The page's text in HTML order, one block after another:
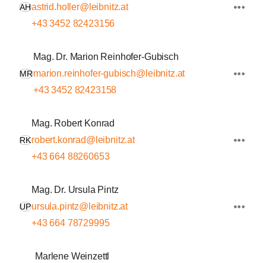
AHastrid.holler@leibnitz.at
+43 3452 82423156
MR
Mag. Dr. Marion Reinhofer-Gubisch
marion.reinhofer-gubisch@leibnitz.at
+43 3452 82423158
RK
Mag. Robert Konrad
robert.konrad@leibnitz.at
+43 664 88260653
UP
Mag. Dr. Ursula Pintz
ursula.pintz@leibnitz.at
+43 664 78729995
Marlene Weinzettl